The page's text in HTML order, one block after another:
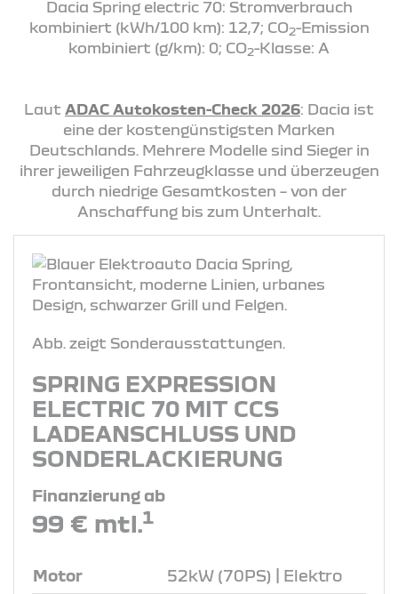
Dacia Spring electric 70: Stromverbrauch
kombiniert (kWh/100 km): 12,7; CO2-Emission
kombiniert (g/km): 0; CO2-Klasse: A
Laut ADAC Autokosten-Check 2026: Dacia ist
eine der kostengünstigsten Marken
Deutschlands. Mehrere Modelle sind Sieger in
ihrer jeweiligen Fahrzeugklasse und überzeugen
durch niedrige Gesamtkosten – von der
Anschaffung bis zum Unterhalt.
Abb. zeigt Sonderausstattungen.
SPRING EXPRESSION
ELECTRIC 70 MIT CCS
LADEANSCHLUSS UND
SONDERLACKIERUNG
Finanzierung ab
99 € mtl.1
Motor 52kW (70PS) | Elektro